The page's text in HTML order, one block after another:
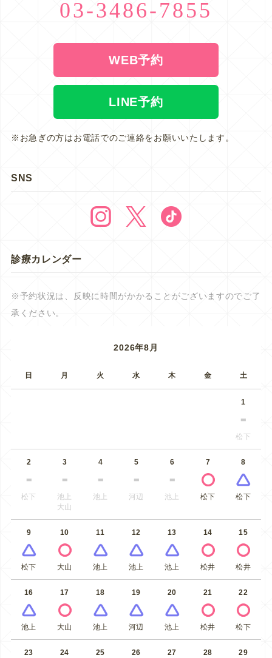
03-3486-7855
WEB予約
LINE予約
※お急ぎの方はお電話でのご連絡をお願いいたします。
SNS
診療カレンダー
※予約状況は、反映に時間がかかることがございますのでご了
承ください。
2026年8月
日 月 火 水 木 金 土
1
松下
2
松下
3
池上
大山
4
池上
5
河辺
6
池上
7
松下
8
松下
9
松下
10
大山
11
池上
12
池上
13
池上
14
松井
15
松井
16
池上
17
大山
18
池上
19
河辺
20
池上
21
松井
22
松下
23 24 25 26 27 28 29